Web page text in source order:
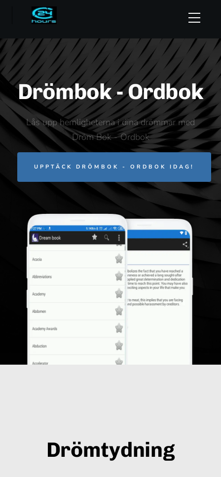
Drömbok - Ordbok
Lås upp hemligheterna i dina drömmar med
Dröm Bok - Ordbok
UPPTÄCK DRÖMBOK - ORDBOK IDAG!
Drömtydning